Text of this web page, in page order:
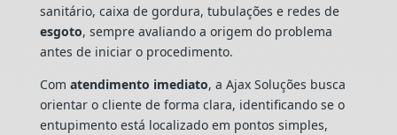
sanitário, caixa de gordura, tubulações e redes de
esgoto, sempre avaliando a origem do problema
antes de iniciar o procedimento.
Com atendimento imediato, a Ajax Soluções busca
orientar o cliente de forma clara, identificando se o
entupimento está localizado em pontos simples,